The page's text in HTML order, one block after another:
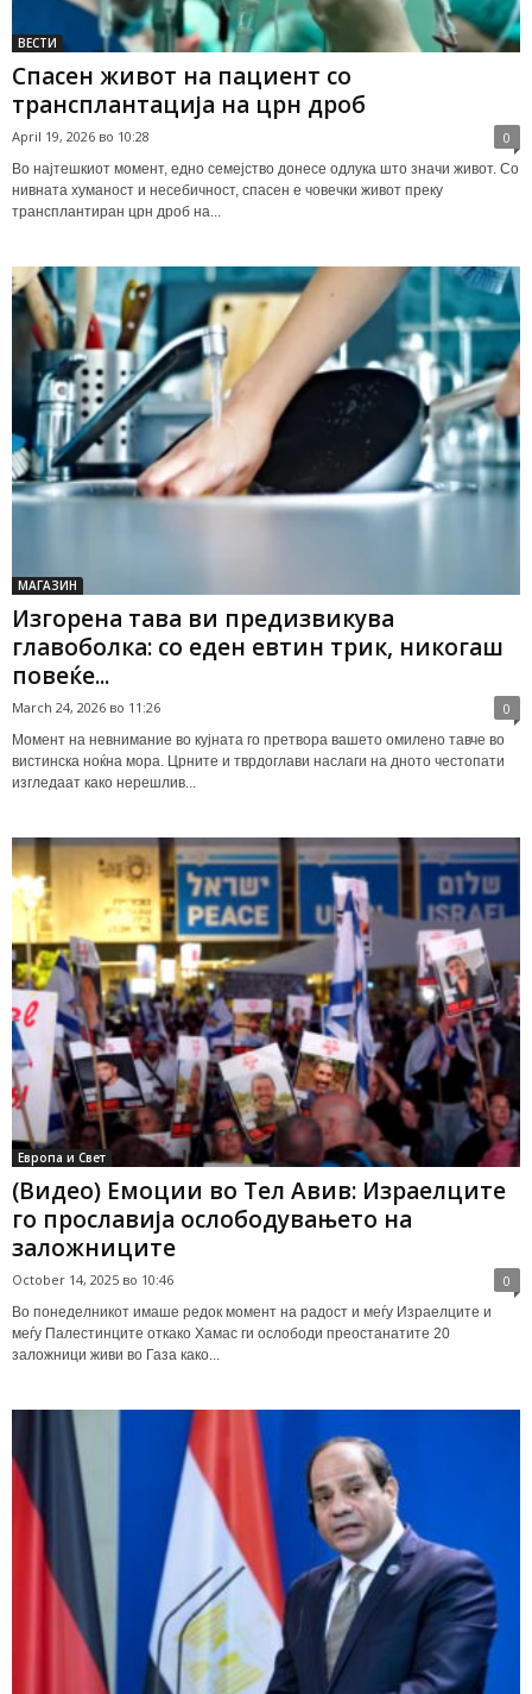
ВЕСТИ
Спасен живот на пациент со
трансплантација на црн дроб
April 19, 2026 во 10:28 0
Во најтешкиот момент, едно семејство донесе одлука што значи живот. Со
нивната хуманост и несебичност, спасен е човечки живот преку
трансплантиран црн дроб на...
МАГАЗИН
Изгорена тава ви предизвикува
главоболка: со еден евтин трик, никогаш
повеќе...
March 24, 2026 во 11:26 0
Момент на невнимание во кујната го претвора вашето омилено тавче во
вистинска ноќна мора. Црните и тврдоглави наслаги на дното честопати
изгледаат како нерешлив...
Европа и Свет
(Видео) Емоции во Тел Авив: Израелците
го прославија ослободувањето на
заложниците
October 14, 2025 во 10:46 0
Во понеделникoт имаше редок момент на радост и меѓу Израелците и
меѓу Палестинците откако Хамас ги ослободи преостанатите 20
заложници живи во Газа како...